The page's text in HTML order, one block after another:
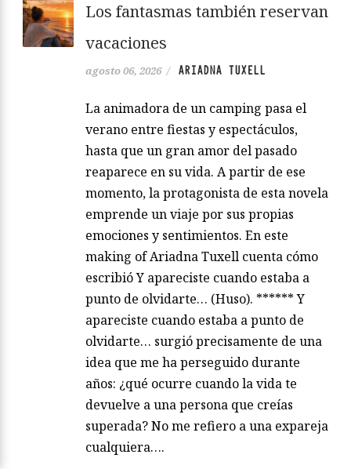
Los fantasmas también reservan
vacaciones
agosto 06, 2026 / ARIADNA TUXELL
La animadora de un camping pasa el
verano entre fiestas y espectáculos,
hasta que un gran amor del pasado
reaparece en su vida. A partir de ese
momento, la protagonista de esta novela
emprende un viaje por sus propias
emociones y sentimientos. En este
making of Ariadna Tuxell cuenta cómo
escribió Y apareciste cuando estaba a
punto de olvidarte… (Huso). ****** Y
apareciste cuando estaba a punto de
olvidarte… surgió precisamente de una
idea que me ha perseguido durante
años: ¿qué ocurre cuando la vida te
devuelve a una persona que creías
superada? No me refiero a una expareja
cualquiera….